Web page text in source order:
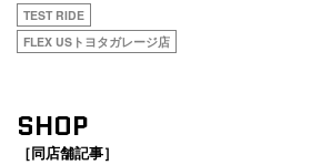
TEST RIDE
FLEX USトヨタガレージ店
SHOP
［同店舗記事］